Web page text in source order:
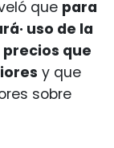
que para
uso de la
que
y que
sobre